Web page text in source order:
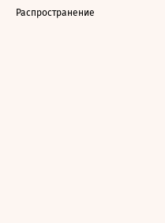
Распространение